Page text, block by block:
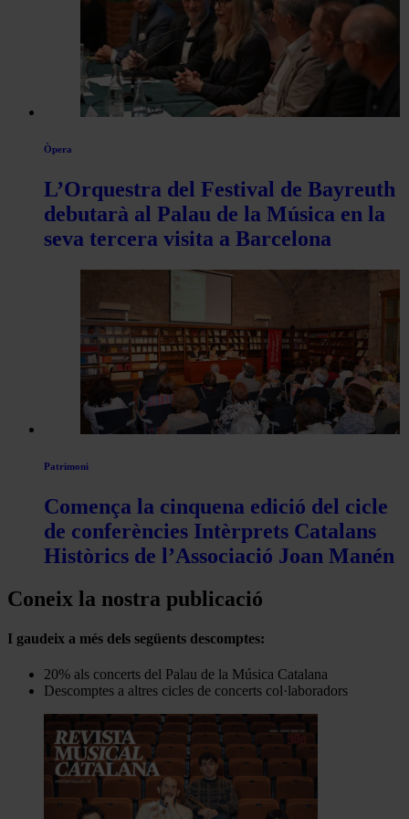
Òpera
L’Orquestra del Festival de Bayreuth
debutarà al Palau de la Música en la
seva tercera visita a Barcelona
Patrimoni
Comença la cinquena edició del cicle
de conferències Intèrprets Catalans
Històrics de l’Associació Joan Manén
Coneix la nostra publicació
I gaudeix a més dels següents descomptes:
20% als concerts del Palau de la Música Catalana
Descomptes a altres cicles de concerts col·laboradors